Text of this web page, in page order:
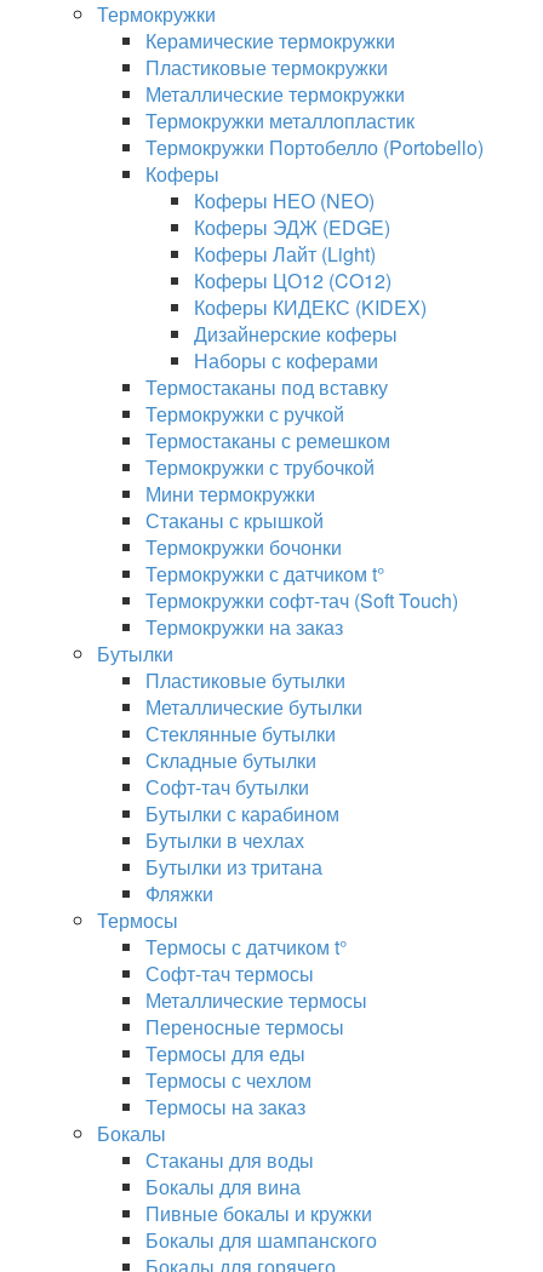
Термокружки
Керамические термокружки
Пластиковые термокружки
Металлические термокружки
Термокружки металлопластик
Термокружки Портобелло (Portobello)
Коферы
Коферы НЕО (NEO)
Коферы ЭДЖ (EDGE)
Коферы Лайт (Light)
Коферы ЦО12 (CO12)
Коферы КИДЕКС (KIDEX)
Дизайнерские коферы
Наборы с коферами
Термостаканы под вставку
Термокружки с ручкой
Термостаканы с ремешком
Термокружки с трубочкой
Мини термокружки
Стаканы с крышкой
Термокружки бочонки
Термокружки с датчиком t°
Термокружки софт-тач (Soft Touch)
Термокружки на заказ
Бутылки
Пластиковые бутылки
Металлические бутылки
Стеклянные бутылки
Складные бутылки
Софт-тач бутылки
Бутылки с карабином
Бутылки в чехлах
Бутылки из тритана
Фляжки
Термосы
Термосы с датчиком t°
Софт-тач термосы
Металлические термосы
Переносные термосы
Термосы для еды
Термосы с чехлом
Термосы на заказ
Бокалы
Стаканы для воды
Бокалы для вина
Пивные бокалы и кружки
Бокалы для шампанского